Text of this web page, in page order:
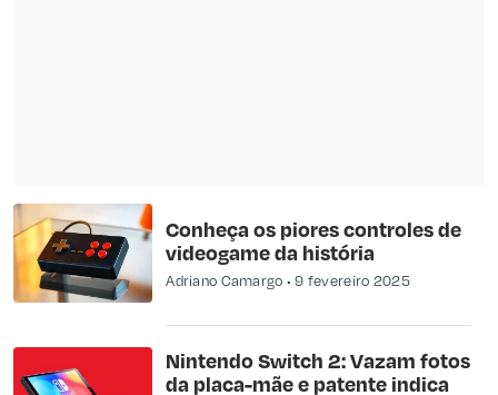
Conheça os piores controles de
videogame da história
Adriano Camargo 9 fevereiro 2025
Nintendo Switch 2: Vazam fotos
da placa-mãe e patente indica